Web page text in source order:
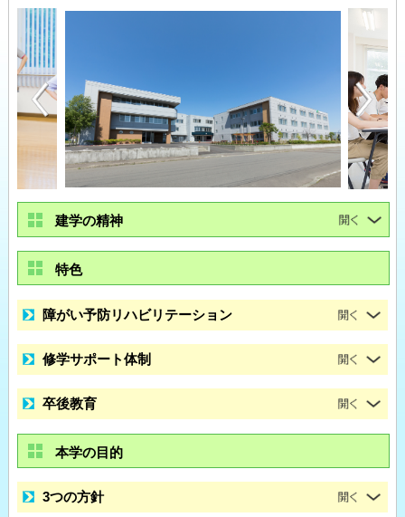
建学の精神
特色
障がい予防リハビリテーション
修学サポート体制
卒後教育
本学の目的
3つの方針